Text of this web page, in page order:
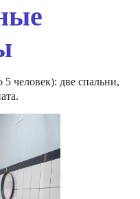
человек): две спальни,